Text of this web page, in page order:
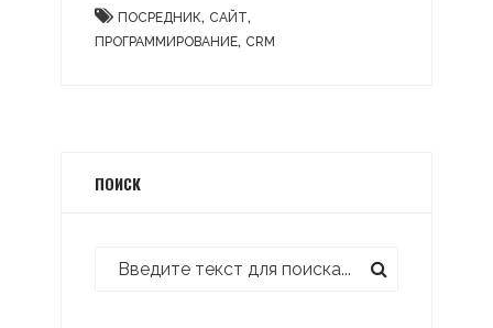
ПОСРЕДНИК, САЙТ,
ПРОГРАММИРОВАНИЕ, CRM
ПОИСК